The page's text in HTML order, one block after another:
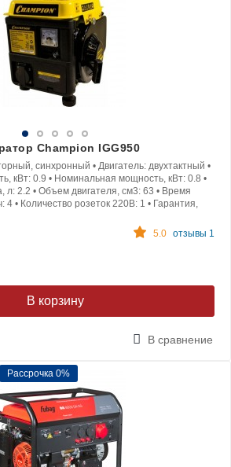
Champion IGG950
синхронный • Двигатель: двухтактный •
кВт: 0.9 • Номинальная мощность, кВт: 0.8 •
л: 2.2 • Объем двигателя, см3: 63 • Время
4 • Количество розеток 220В: 1 • Гарантия,
5.0 отзывы 1
В корзину
В сравнение
Рассрочка 0%